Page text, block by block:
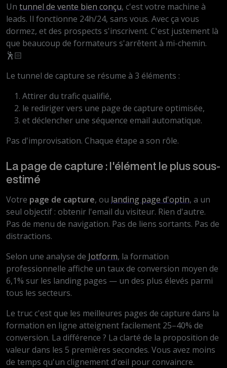
Un tunnel de vente bien conçu, c'est votre machine à
leads. Il fonctionne 24h/24, sans vous. Avec ça vous
dormez, et des prospects s'inscrivent. C'est justement là
que beaucoup de formateurs s'arrêtent à mi-chemin.
🕺🏻
Le tunnel de capture se résume à 3 éléments :
Attirer du trafic qualifié,
le rediriger vers une page de capture optimisée,
et déclencher une séquence email automatique.
Pas d'improvisation. Chaque étape a son rôle.
La page de capture : l'élément le plus sous-
estimé
Votre page de capture, ou landing page d'optin, a un
seul objectif : obtenir l'email du visiteur. Rien d'autre.
Pas de menu de navigation. Pas de liens sortants. Pas de
distractions.
Selon une analyse de Jotform, la formation
professionnelle affiche un taux de conversion moyen de
6,1% sur les landing pages — un des plus élevés parmi
tous les secteurs.
Le truc c'est que les meilleures pages de capture dans la
formation en ligne atteignent facilement 25–40% de
conversion. La différence ? La clarté de la proposition de
valeur dans les 5 premières secondes. Vous avez moins
de temps qu'un clignement d'œil pour convaincre.